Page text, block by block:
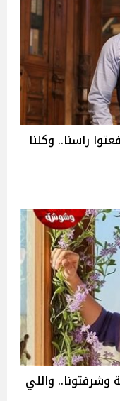
راسنا.. وكلنا
وشرفتونا.. واللي